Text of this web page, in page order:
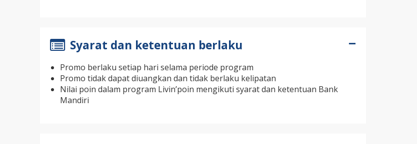
Syarat dan ketentuan berlaku
Promo berlaku setiap hari selama periode program
Promo tidak dapat diuangkan dan tidak berlaku kelipatan
Nilai poin dalam program Livin’poin mengikuti syarat dan ketentuan Bank
Mandiri